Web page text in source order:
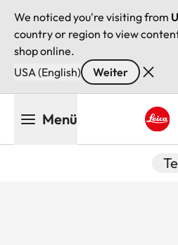
We noticed you're visiting from
country or region to view
shop online.
USA (English)
Weiter
Menü